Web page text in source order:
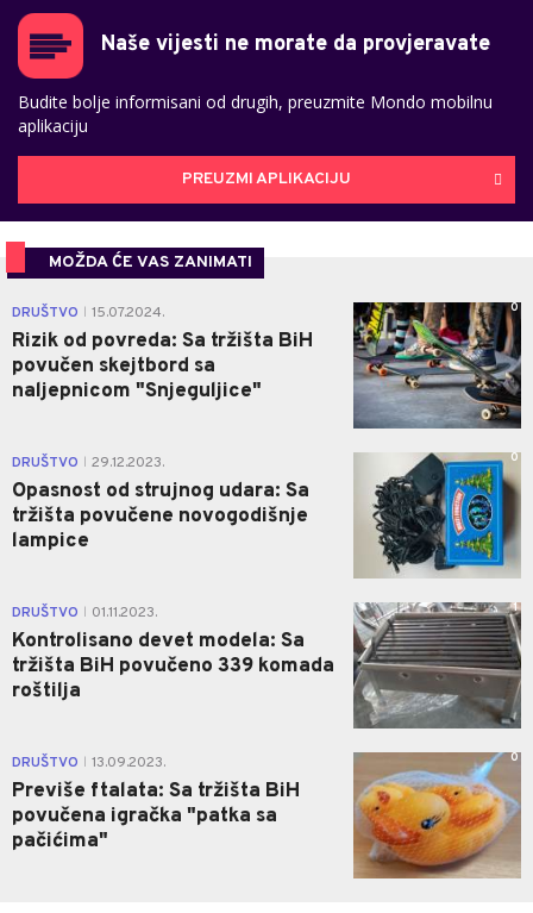
Naše vijesti ne morate da provjeravate
Budite bolje informisani od drugih, preuzmite Mondo mobilnu
aplikaciju
PREUZMI APLIKACIJU
MOŽDA ĆE VAS ZANIMATI
DRUŠTVO 15.07.2024.
Rizik od povreda: Sa tržišta BiH
povučen skejtbord sa
naljepnicom "Snjeguljice"
0
DRUŠTVO 29.12.2023.
Opasnost od strujnog udara: Sa
tržišta povučene novogodišnje
lampice
0
DRUŠTVO 01.11.2023.
Kontrolisano devet modela: Sa
tržišta BiH povučeno 339 komada
roštilja
1
DRUŠTVO 13.09.2023.
Previše ftalata: Sa tržišta BiH
povučena igračka "patka sa
pačićima"
0